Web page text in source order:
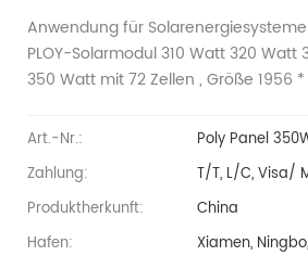
Anwendung für
PLOY-Solarmodul 310 Watt 320
350 Watt mit 72 Zellen , Größe 1956
Art.-Nr.:
Poly Panel
Zahlung:
T/T, L/C, Visa/
Produktherkunft:
China
Hafen:
Xiamen,